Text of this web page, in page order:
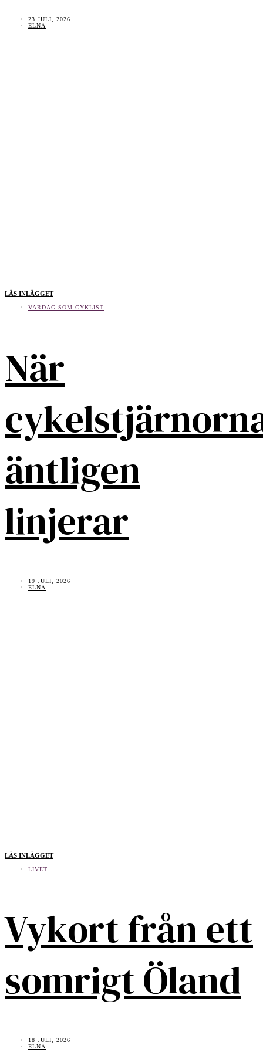
23 JULI, 2026
ELNA
LÄS INLÄGGET
VARDAG SOM CYKLIST
När
äntligen
linjerar
19 JULI, 2026
ELNA
LÄS INLÄGGET
LIVET
Vykort från ett
somrigt Öland
18 JULI, 2026
ELNA